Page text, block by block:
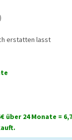
erstatten lasst
über 24 Monate =